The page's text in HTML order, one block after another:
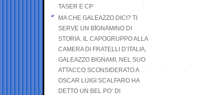
TASER E CP
MA CHE GALEAZZO DICI? TI
SERVE UN BIGNAMINO DI
STORIA. IL CAPOGRUPPO ALLA
CAMERA DI FRATELLI D’ITALIA,
GALEAZZO BIGNAMI, NEL SUO
ATTACCO SCONSIDERATO A
OSCAR LUIGI SCALFARO HA
DETTO UN BEL PO’ DI